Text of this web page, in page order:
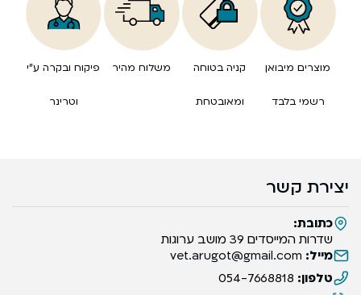
מוצרים מיבואן
רשמי בלבד
קניה בטוחה
ומאובטחת
משלוח מהיר פיקוח ובקרה ע”י
וטרינר
יצירת קשר
כתובת:
שדרות המייסדים 39 מושב ערוגות
מייל: vet.arugot@gmail.com
טלפון: 054-7668818